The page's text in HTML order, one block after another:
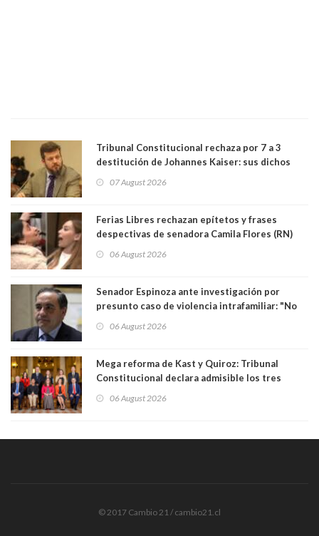
Tribunal Constitucional rechaza por 7 a 3
destitución de Johannes Kaiser: sus dichos
justicia constitucional porque no es diputado
07 August 2026
Ferias Libres rechazan epítetos y frases
despectivas de senadora Camila Flores (RN)
06 August 2026
Senador Espinoza ante investigación por
presunto caso de violencia intrafamiliar: "No
antecedentes a Tribunal Supremo
06 August 2026
Mega reforma de Kast y Quiroz: Tribunal
Constitucional declara admisible los tres
06 August 2026
© 2017 Cambio 21 / cambio21.cl